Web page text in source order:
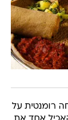
רומנטית על